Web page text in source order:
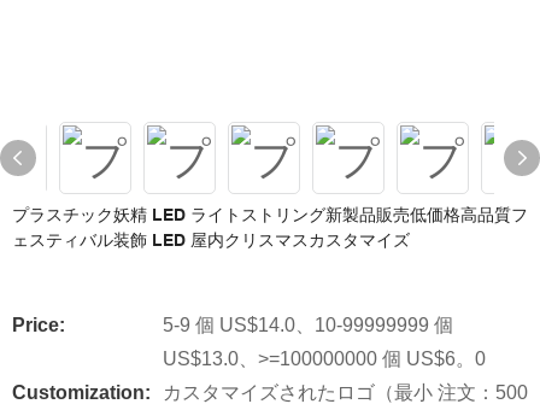
プラスチック妖精 LED ライトストリング新製品販売低価格高品質フ
ェスティバル装飾 LED 屋内クリスマスカスタマイズ
Price:
5-9 個 US$14.0、10-99999999 個
US$13.0、>=100000000 個 US$6。0
Customization:
カスタマイズされたロゴ（最小 注文：500